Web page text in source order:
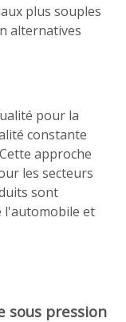
plus souples
alternatives
pour la
constante
approche
les secteurs
sont
l'automobile et
sous pression